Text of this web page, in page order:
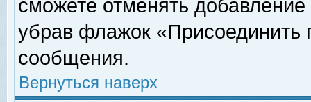
сможете отменять
убрав флажок «Присоединить
сообщения.
Вернуться наверх